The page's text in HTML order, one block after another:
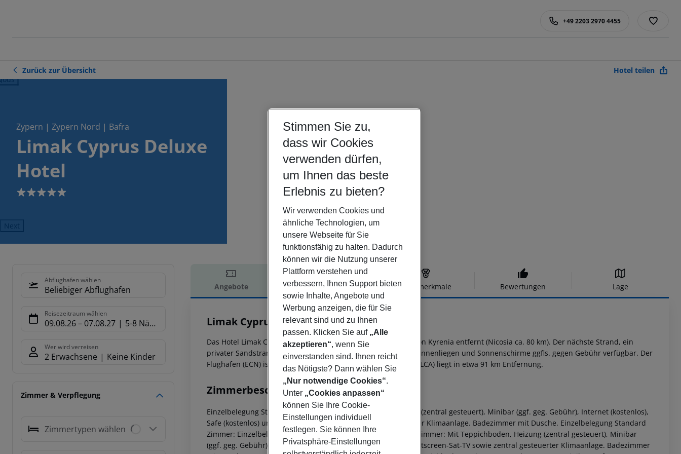
+49 2203 2970 4455
Zurück zur Übersicht Hotel teilen
Zypern | Zypern Nord | Bafra
Limak Cyprus Deluxe
Hotel
5
Next
Abflughafen wählen
Beliebiger Abflughafen
Reisezeitraum wählen
09.08.26– 07.08.27 5-8 Nächte
Wer wird verreisen
2 Erwachsene Keine Kinder
Zimmer & Verpflegung
Zimmertypen wählen
Angebote Hotelbeschreibung Hotelmerkmale Bewertungen Lage
Hotelbeschreibung
Limak Cyprus Deluxe Hotel
5
Das Hotel Limak Cyprus Deluxe Hotel befindet sich ca. 85 km von Kyrenia entfernt (Nicosia ca. 80 km). Der nächste Strand, ein
privater Sandstrand, liegt ca. 50 m entfernt. Am Strand sind Sonnenliegen und Sonnenschirme ggfls. gegen Gebühr verfügbar. Der
Flughafen (ECN) ist ca. 67 km entfernt. Ein weiterer Flughafen (LCA) liegt in etwa 91 km Entfernung.
Zimmerbeschreibung
Einzelbelegung Standard Zimmer: Mit Teppichboden, Heizung (zentral gesteuert), Minibar (ggf. geg. Gebühr), Internet (kostenlos),
Safe (kostenlos) und Flatscreen-Sat-TV sowie zentral gesteuerter Klimaanlage. Badezimmer mit Dusche. Einzelbelegung Standard
Zimmer: Einzelbelegung Standard Zimmer: Standard Familienzimmer: Mit Teppichboden, Heizung (zentral gesteuert), Minibar
(ggf. geg. Gebühr), Internet (kostenlos), Safe (kostenlos) und Flatscreen-Sat-TV sowie zentral gesteuerter Klimaanlage. Badezimmer
Stimmen Sie zu,
dass wir Cookies
verwenden dürfen,
um Ihnen das beste
Erlebnis zu bieten?
Wir verwenden Cookies und
ähnliche Technologien, um
unsere Webseite für Sie
funktionsfähig zu halten. Dadurch
können wir die Nutzung unserer
Plattform verstehen und
verbessern, Ihnen Support bieten
sowie Inhalte, Angebote und
Werbung anzeigen, die für Sie
relevant sind und zu Ihnen
passen. Klicken Sie auf „Alle
akzeptieren“, wenn Sie
einverstanden sind. Ihnen reicht
das Nötigste? Dann wählen Sie
„Nur notwendige Cookies“.
Unter „Cookies anpassen“
können Sie Ihre Cookie-
Einstellungen individuell
festlegen. Sie können Ihre
Privatsphäre-Einstellungen